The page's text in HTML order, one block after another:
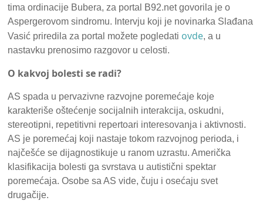
tima ordinacije Bubera, za portal B92.net govorila je o
Aspergerovom sindromu. Intervju koji je novinarka Slađana
Vasić priredila za portal možete pogledati ovde, a u
nastavku prenosimo razgovor u celosti.
O kakvoj bolesti se radi?
AS spada u pervazivne razvojne poremećaje koje
karakteriše oštećenje socijalnih interakcija, oskudni,
stereotipni, repetitivni repertoari interesovanja i aktivnosti.
AS je poremećaj koji nastaje tokom razvojnog perioda, i
najčešće se dijagnostikuje u ranom uzrastu. Američka
klasifikacija bolesti ga svrstava u autistični spektar
poremećaja. Osobe sa AS vide, čuju i osećaju svet
drugačije.